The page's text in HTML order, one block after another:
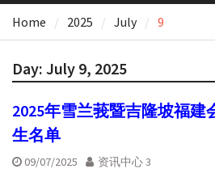
Home 2025 July 9
Day: July 9, 2025
2025年雪兰莪暨吉隆坡福建
生名单
09/07/2025 资讯中心 3